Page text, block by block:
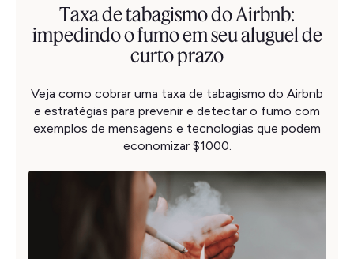
Taxa de tabagismo do Airbnb:
impedindo o fumo em seu aluguel de
curto prazo
Veja como cobrar uma taxa de tabagismo do Airbnb
e estratégias para prevenir e detectar o fumo com
exemplos de mensagens e tecnologias que podem
economizar $1000.